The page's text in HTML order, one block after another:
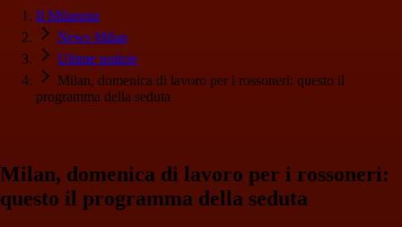
Il Milanista
News Milan
Ultime notizie
Milan, domenica di lavoro per i rossoneri: questo il
programma della seduta
Milan, domenica di lavoro per i rossoneri:
questo il programma della seduta